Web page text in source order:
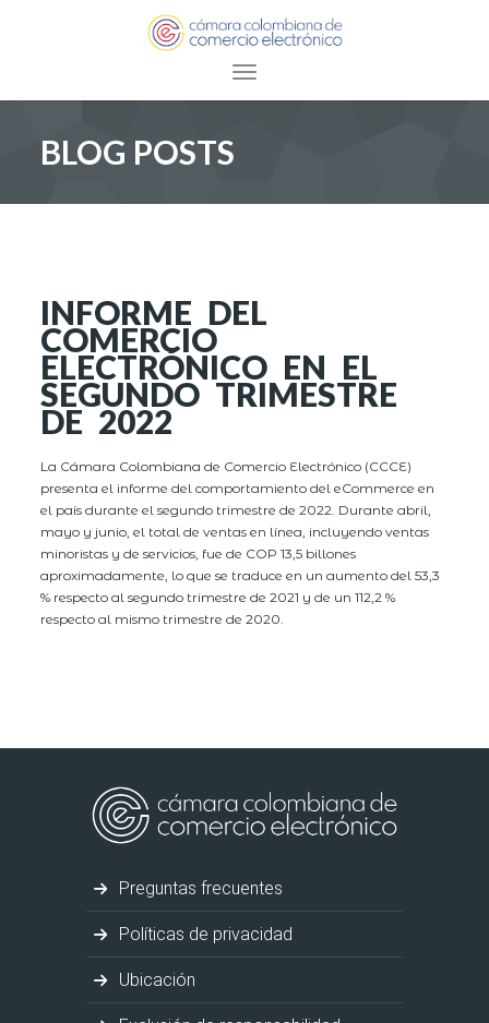
Toggle navigation
BLOG POSTS
INFORME DEL
COMERCIO
ELECTRÓNICO EN EL
SEGUNDO TRIMESTRE
DE 2022
La Cámara Colombiana de Comercio Electrónico (CCCE)
presenta el informe del comportamiento del eCommerce en
el país durante el segundo trimestre de 2022. Durante abril,
mayo y junio, el total de ventas en línea, incluyendo ventas
minoristas y de servicios, fue de COP 13,5 billones
aproximadamente, lo que se traduce en un aumento del 53,3
% respecto al segundo trimestre de 2021 y de un 112,2 %
respecto al mismo trimestre de 2020.
Preguntas frecuentes
Políticas de privacidad
Ubicación